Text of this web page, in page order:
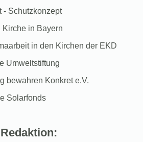
- Schutzkonzept
Kirche in Bayern
in den Kirchen der EKD
Umweltstiftung
bewahren Konkret e.V.
Solarfonds
Redaktion: